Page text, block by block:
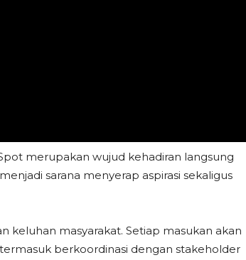
merupakan wujud kehadiran langsung
sarana menyerap aspirasi sekaligus
keluhan masyarakat. Setiap masukan akan
berkoordinasi dengan stakeholder